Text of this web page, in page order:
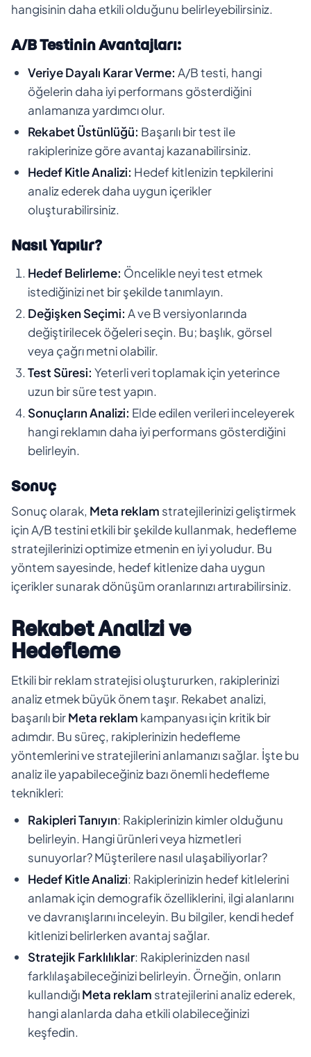
hangisinin daha etkili olduğunu belirleyebilirsiniz.
A/B Testinin Avantajları:
Veriye Dayalı Karar Verme: A/B testi, hangi
öğelerin daha iyi performans gösterdiğini
anlamanıza yardımcı olur.
Rekabet Üstünlüğü: Başarılı bir test ile
rakiplerinize göre avantaj kazanabilirsiniz.
Hedef Kitle Analizi: Hedef kitlenizin tepkilerini
analiz ederek daha uygun içerikler
oluşturabilirsiniz.
Nasıl Yapılır?
Hedef Belirleme: Öncelikle neyi test etmek
istediğinizi net bir şekilde tanımlayın.
Değişken Seçimi: A ve B versiyonlarında
değiştirilecek öğeleri seçin. Bu; başlık, görsel
veya çağrı metni olabilir.
Test Süresi: Yeterli veri toplamak için yeterince
uzun bir süre test yapın.
Sonuçların Analizi: Elde edilen verileri inceleyerek
hangi reklamın daha iyi performans gösterdiğini
belirleyin.
Sonuç
Sonuç olarak, Meta reklam stratejilerinizi geliştirmek
için A/B testini etkili bir şekilde kullanmak, hedefleme
stratejilerinizi optimize etmenin en iyi yoludur. Bu
yöntem sayesinde, hedef kitlenize daha uygun
içerikler sunarak dönüşüm oranlarınızı artırabilirsiniz.
Rekabet Analizi ve
Hedefleme
Etkili bir reklam stratejisi oluştururken, rakiplerinizi
analiz etmek büyük önem taşır. Rekabet analizi,
başarılı birMeta reklam kampanyası için kritik bir
adımdır. Bu süreç, rakiplerinizin hedefleme
yöntemlerini ve stratejilerini anlamanızı sağlar. İşte bu
analiz ile yapabileceğiniz bazı önemli hedefleme
teknikleri:
Rakipleri Tanıyın: Rakiplerinizin kimler olduğunu
belirleyin. Hangi ürünleri veya hizmetleri
sunuyorlar? Müşterilere nasıl ulaşabiliyorlar?
Hedef Kitle Analizi: Rakiplerinizin hedef kitlelerini
anlamak için demografik özelliklerini, ilgi alanlarını
ve davranışlarını inceleyin. Bu bilgiler, kendi hedef
kitlenizi belirlerken avantaj sağlar.
Stratejik Farklılıklar: Rakiplerinizden nasıl
farklılaşabileceğinizi belirleyin. Örneğin, onların
kullandığıMeta reklam stratejilerini analiz ederek,
hangi alanlarda daha etkili olabileceğinizi
keşfedin.